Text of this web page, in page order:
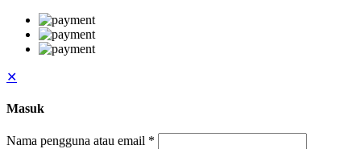
✕
Masuk
Nama pengguna atau email *